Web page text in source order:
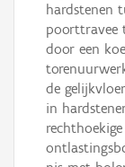
hardstenen
poorttravee
door een
de
in